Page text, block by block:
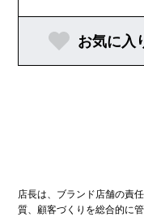
お気に入
店長は、ブランド店舗の責
質、顧客づくりを総合的に